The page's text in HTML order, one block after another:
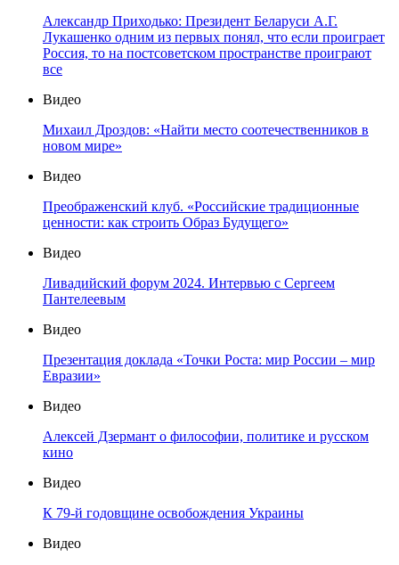
Александр Приходько: Президент Беларуси А.Г.
Лукашенко одним из первых понял, что если проиграет
Россия, то на постсоветском пространстве проиграют
все
Видео
Михаил Дроздов: «Найти место соотечественников в
новом мире»
Видео
Преображенский клуб. «Российские традиционные
ценности: как строить Образ Будущего»
Видео
Ливадийский форум 2024. Интервью с Сергеем
Пантелеевым
Видео
Презентация доклада «Точки Роста: мир России – мир
Евразии»
Видео
Алексей Дзермант о философии, политике и русском
кино
Видео
К 79-й годовщине освобождения Украины
Видео